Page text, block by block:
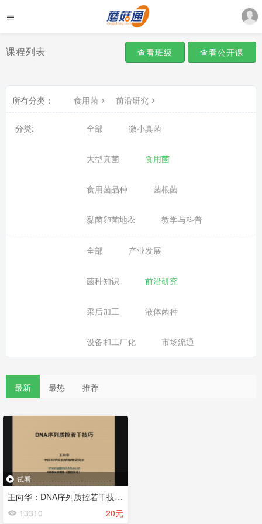
课程列表 查看班级 查看公开课
所有分类： 食用菌 前沿研究
分类: 全部 微小真菌
大型真菌 食用菌
食用菌品种 菌根菌
黏菌卵菌地衣 教学与科普
全部 产业发展
菌种知识 前沿研究
采后加工 液体菌种
设备和工厂化 市场流通
最新 最热 推荐
试看
王向华：DNA序列质控若干技巧-2021讲习班-2021.8.11
13310
20元